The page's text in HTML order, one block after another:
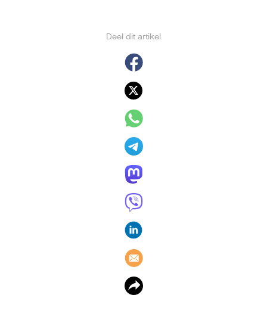
Deel dit artikel